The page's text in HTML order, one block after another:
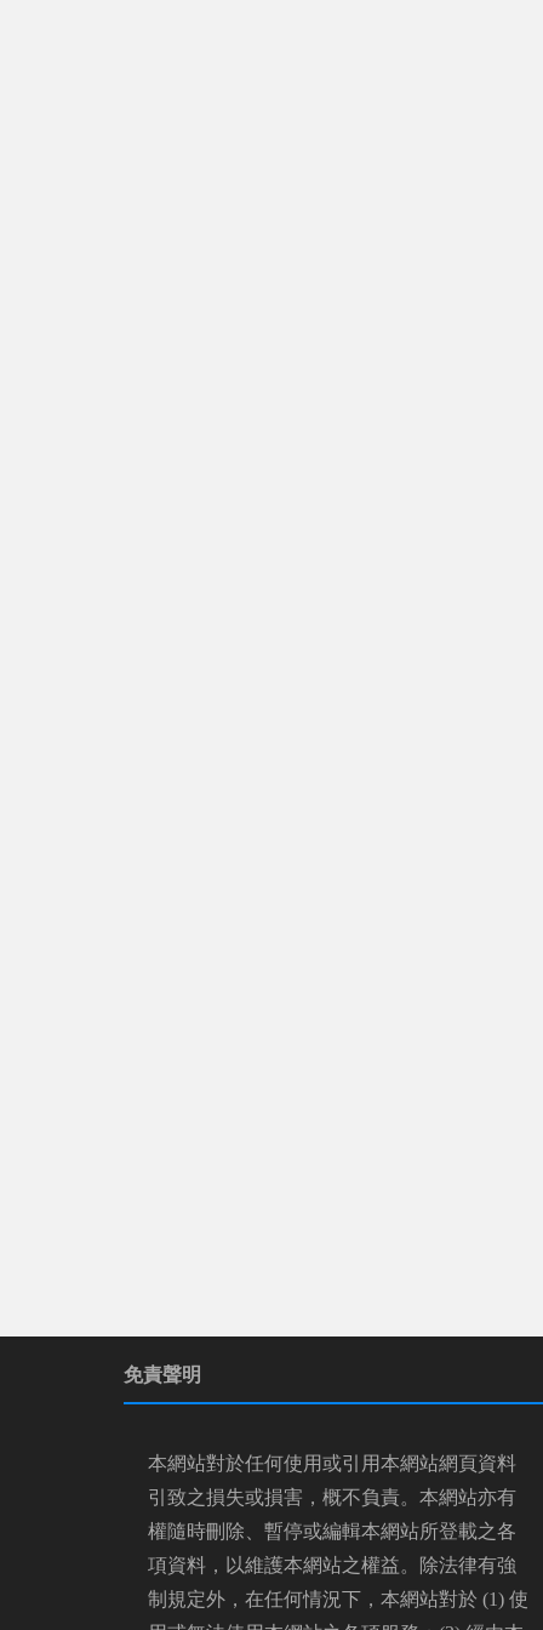
免責聲明
本網站對於任何使用或引用本網站網頁資料
引致之損失或損害，概不負責。本網站亦有
權隨時刪除、暫停或編輯本網站所登載之各
項資料，以維護本網站之權益。除法律有強
制規定外，在任何情況下，本網站對於 (1) 使